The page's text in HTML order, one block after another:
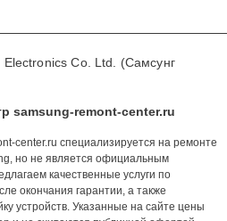
Co. Ltd. (Самсунг
samsung-remont-center.ru
center.ru специализируется на ремонте
но не является официальным
качественные услуги по
окончания гарантии, а также
устройств. Указанные на сайте цены